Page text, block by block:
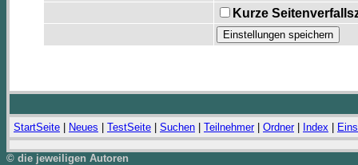
Kurze
StartSeite Neues TestSeite Suchen Teilnehmer| Ordner| Index
© die jeweiligen Autoren